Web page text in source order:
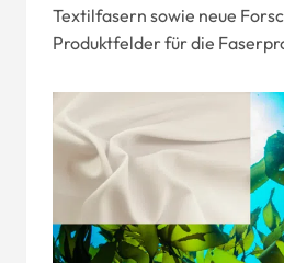
Textilfasern sowie neue
Produktfelder für die